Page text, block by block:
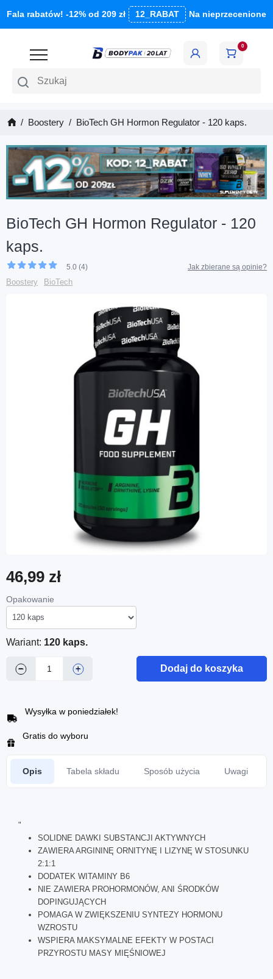
Fala rabatów! -12% od 209 zł 12_RABAT Na nieprzecenione
Szukaj
0
Boostery BioTech GH Hormon Regulator - 120 kaps.
BioTech GH Hormon Regulator - 120
kaps.
5.0 (4) Jak zbierane są opinie?
Boostery BioTech
46,99 zł
Opakowanie
Wariant: 120 kaps.
− + Dodaj do koszyka
Wysyłka w poniedziałek!
Gratis do wyboru
Opis Tabela składu Sposób użycia Uwagi
"
SOLIDNE DAWKI SUBSTANCJI AKTYWNYCH
ZAWIERA ARGININĘ ORNITYNĘ I LIZYNĘ W STOSUNKU
2:1:1
DODATEK WITAMINY B6
NIE ZAWIERA PROHORMONÓW, ANI ŚRODKÓW
DOPINGUJĄCYCH
POMAGA W ZWIĘKSZENIU SYNTEZY HORMONU
WZROSTU
WSPIERA MAKSYMALNE EFEKTY W POSTACI
PRZYROSTU MASY MIĘŚNIOWEJ